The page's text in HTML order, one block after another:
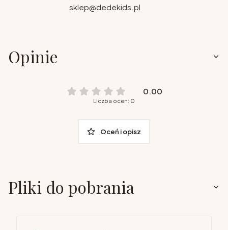
sklep@dedekids.pl
Opinie
0.00
Liczba ocen: 0
Oceń i opisz
Pliki do pobrania